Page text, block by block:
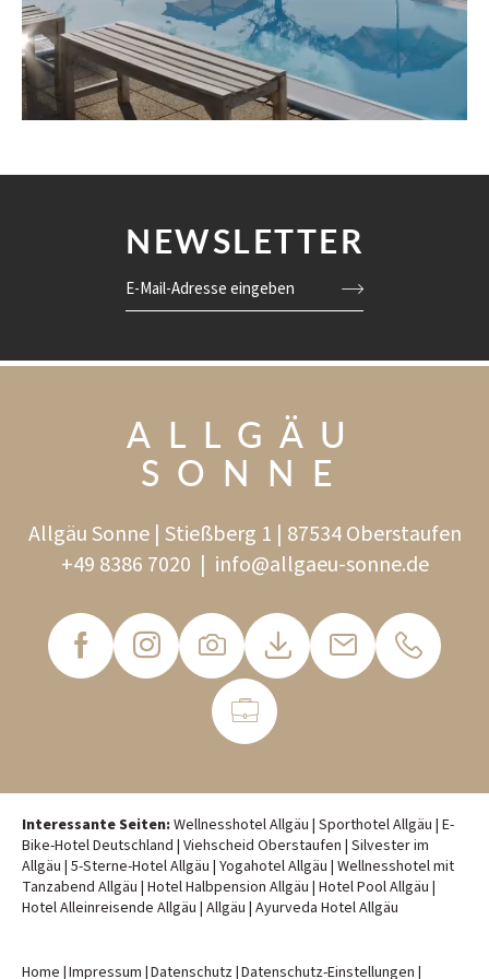
NEWSLETTER
E-Mail-Adresse eingeben
ALLGÄU
SONNE
Allgäu Sonne | Stießberg 1 | 87534 Oberstaufen
+49 8386 7020 | info@allgaeu-sonne.de
Interessante Seiten:Wellnesshotel Allgäu | Sporthotel Allgäu | E-
Bike-Hotel Deutschland | Viehscheid Oberstaufen | Silvester im
Allgäu | 5-Sterne-Hotel Allgäu | Yogahotel Allgäu | Wellnesshotel mit
Tanzabend Allgäu | Hotel Halbpension Allgäu | Hotel Pool Allgäu |
Hotel Alleinreisende Allgäu | Allgäu | Ayurveda Hotel Allgäu
Home |Impressum |Datenschutz|Datenschutz-Einstellungen |